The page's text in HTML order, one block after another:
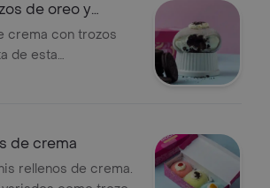
de oreo y
crema con trozos
de esta
en cada bocado.
de crema
rellenos de crema.